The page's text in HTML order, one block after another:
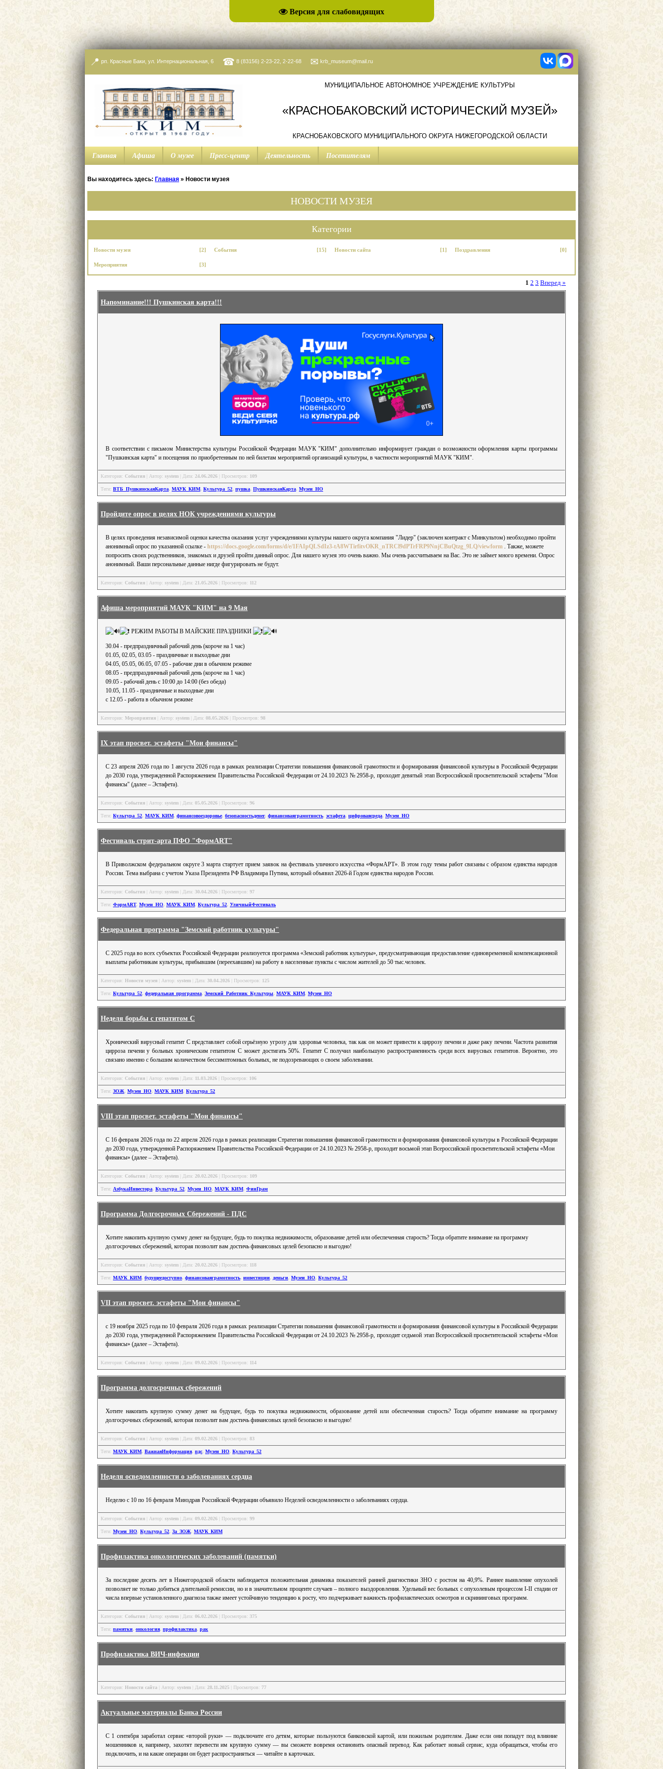
Версия для слабовидящих
📍 рп. Красные Баки, ул. Интернациональная, 6 ☎ 8 (83156) 2-23-22, 2-22-68 ✉ krb_museum@mail.ru
МУНИЦИПАЛЬНОЕ АВТОНОМНОЕ УЧРЕЖДЕНИЕ КУЛЬТУРЫ
«КРАСНОБАКОВСКИЙ ИСТОРИЧЕСКИЙ МУЗЕЙ»
КРАСНОБАКОВСКОГО МУНИЦИПАЛЬНОГО ОКРУГА НИЖЕГОРОДСКОЙ ОБЛАСТИ
Главная Афиша О музее Пресс-центр Деятельность Посетителям
Вы находитесь здесь: Главная » Новости музея
НОВОСТИ МУЗЕЯ
Категории
Новости музея [2] События [15] Новости сайта [1] Поздравления [0]
Мероприятия [3]
1 2 3 Вперед »
Напоминание!!! Пушкинская карта!!!
В соответствии с письмом Министерства культуры Российской Федерации МАУК "КИМ" дополнительно информирует граждан о возможности оформления карты программы
"Пушкинская карта" и посещения по приобретенным по ней билетам мероприятий организаций культуры, в частности мероприятий МАУК "КИМ".
Категория: События | Автор: system | Дата: 24.06.2026 | Просмотров: 109
Теги: ВТБ_ПушкинскаяКарта, МАУК_КИМ, Культура_52, пушка, ПушкинскаяКарта, Музеи_НО
Пройдите опрос в целях НОК учреждениями культуры
В целях проведения независимой оценки качества оказания услуг учреждениями культуры нашего округа компания "Лидер" (заключен контракт с Минкультом) необходимо пройти
анонимный опрос по указанной ссылке - https://docs.google.com/forms/d/e/1FAIpQLSdIz3-tA8WTirfitvOKR_nTRCl9dPTrFRP9NnjCBuQtzg_9LQ/viewform . Также, можете
попросить своих родственников, знакомых и друзей пройти данный опрос. Для нашего музея это очень важно. Мы очень рассчитываем на Вас. Это не займет много времени. Опрос
анонимный. Ваши персональные данные нигде фигурировать не будут.
Категория: События | Автор: system | Дата: 21.05.2026 | Просмотров: 112
Афиша мероприятий МАУК "КИМ" на 9 Мая
РЕЖИМ РАБОТЫ В МАЙСКИЕ ПРАЗДНИКИ
30.04 - предпраздничный рабочий день (короче на 1 час)
01.05, 02.05, 03.05 - праздничные и выходные дни
04.05, 05.05, 06.05, 07.05 - рабочие дни в обычном режиме
08.05 - предпраздничный рабочий день (короче на 1 час)
09.05 - рабочий день с 10:00 до 14:00 (без обеда)
10.05, 11.05 - праздничные и выходные дни
с 12.05 - работа в обычном режиме
Категория: Мероприятия | Автор: system | Дата: 08.05.2026 | Просмотров: 98
IX этап просвет. эстафеты "Мои финансы"
С 23 апреля 2026 года по 1 августа 2026 года в рамках реализации Стратегии повышения финансовой грамотности и формирования финансовой культуры в Российской Федерации
до 2030 года, утвержденной Распоряжением Правительства Российской Федерации от 24.10.2023 № 2958-р, проходит девятый этап Всероссийской просветительской эстафеты "Мои
финансы" (далее – Эстафета).
Категория: События | Автор: system | Дата: 05.05.2026 | Просмотров: 96
Теги: Культура_52, МАУК_КИМ, финансовоездоровье, безопасностьденег, финансоваяграмотность, эстафета, цифроваясреда, Музеи_НО
Фестиваль стрит-арта ПФО "ФормART"
В Приволжском федеральном округе 3 марта стартует прием заявок на фестиваль уличного искусства «ФормAРТ». В этом году темы работ связаны с образом единства народов
России. Тема выбрана с учетом Указа Президента РФ Владимира Путина, который объявил 2026-й Годом единства народов России.
Категория: События | Автор: system | Дата: 30.04.2026 | Просмотров: 97
Теги: ФормART, Музеи_НО, МАУК_КИМ, Культура_52, УличныйФестиваль
Федеральная программа "Земский работник культуры"
С 2025 года во всех субъектах Российской Федерации реализуется программа «Земский работник культуры», предусматривающая предоставление единовременной компенсационной
выплаты работникам культуры, прибывшим (переехавшим) на работу в населенные пункты с числом жителей до 50 тыс.человек.
Категория: Новости музея | Автор: system | Дата: 30.04.2026 | Просмотров: 125
Теги: Культура_52, федеральная_программа, Земский_Работник_Культуры, МАУК_КИМ, Музеи_НО
Неделя борьбы с гепатитом С
Хронический вирусный гепатит С представляет собой серьёзную угрозу для здоровья человека, так как он может привести к циррозу печени и даже раку печени. Частота развития
цирроза печени у больных хроническим гепатитом С может достигать 50%. Гепатит С получил наибольшую распространенность среди всех вирусных гепатитов. Вероятно, это
связано именно с большим количеством бессимптомных больных, не подозревающих о своем заболевании.
Категория: События | Автор: system | Дата: 11.03.2026 | Просмотров: 106
Теги: ЗОЖ, Музеи_НО, МАУК_КИМ, Культура_52
VIII этап просвет. эстафеты "Мои финансы"
С 16 февраля 2026 года по 22 апреля 2026 года в рамках реализации Стратегии повышения финансовой грамотности и формирования финансовой культуры в Российской Федерации
до 2030 года, утвержденной Распоряжением Правительства Российской Федерации от 24.10.2023 № 2958-р, проходит восьмой этап Всероссийской просветительской эстафеты «Мои
финансы» (далее – Эстафета).
Категория: События | Автор: system | Дата: 20.02.2026 | Просмотров: 109
Теги: АзбукаИнвестора, Культура_52, Музеи_НО, МАУК_КИМ, ФинГрам
Программа Долгосрочных Сбережений - ПДС
Хотите накопить крупную сумму денег на будущее, будь то покупка недвижимости, образование детей или обеспеченная старость? Тогда обратите внимание на программу
долгосрочных сбережений, которая позволит вам достичь финансовых целей безопасно и выгодно!
Категория: События | Автор: system | Дата: 20.02.2026 | Просмотров: 118
Теги: МАУК_КИМ, будущеедоступно, финансоваяграмотность, инвестиции, деньги, Музеи_НО, Культура_52
VII этап просвет. эстафеты "Мои финансы"
с 19 ноября 2025 года по 10 февраля 2026 года в рамках реализации Стратегии повышения финансовой грамотности и формирования финансовой культуры в Российской Федерации
до 2030 года, утвержденной Распоряжением Правительства Российской Федерации от 24.10.2023 № 2958-р, проходит седьмой этап Всероссийской просветительской эстафеты «Мои
финансы» (далее – Эстафета).
Категория: События | Автор: system | Дата: 09.02.2026 | Просмотров: 114
Программа долгосрочных сбережений
Хотите накопить крупную сумму денег на будущее, будь то покупка недвижимости, образование детей или обеспеченная старость? Тогда обратите внимание на программу
долгосрочных сбережений, которая позволит вам достичь финансовых целей безопасно и выгодно!
Категория: События | Автор: system | Дата: 09.02.2026 | Просмотров: 83
Теги: МАУК_КИМ, ВажнаяИнформация, пдс, Музеи_НО, Культура_52
Неделя осведомленности о заболеваниях сердца
Неделю с 10 по 16 февраля Минздрав Российской Федерации объявило Неделей осведомленности о заболеваниях сердца.
Категория: События | Автор: system | Дата: 09.02.2026 | Просмотров: 99
Теги: Музеи_НО, Культура_52, За_ЗОЖ, МАУК_КИМ
Профилактика онкологических заболеваний (памятки)
За последние десять лет в Нижегородской области наблюдается положительная динамика показателей ранней диагностики ЗНО с ростом на 40,9%. Раннее выявление опухолей
позволяет не только добиться длительной ремиссии, но и в значительном проценте случаев – полного выздоровления. Удельный вес больных с опухолевым процессом I-II стадии от
числа впервые установленного диагноза также имеет устойчивую тенденцию к росту, что подчеркивает важность профилактических осмотров и скрининговых программ.
Категория: События | Автор: system | Дата: 06.02.2026 | Просмотров: 375
Теги: памятки, онкология, профилактика, рак
Профилактика ВИЧ-инфекции
Категория: Новости сайта | Автор: system | Дата: 28.11.2025 | Просмотров: 77
Актуальные материалы Банка России
С 1 сентября заработал сервис «второй руки» — подключите его детям, которые пользуются банковской картой, или пожилым родителям. Даже если они попадут под влияние
мошенников и, например, захотят перевести им крупную сумму — вы сможете вовремя остановить опасный перевод. Как работает новый сервис, куда обращаться, чтобы его
подключить, и на какие операции он будет распространяться — читайте в карточках.